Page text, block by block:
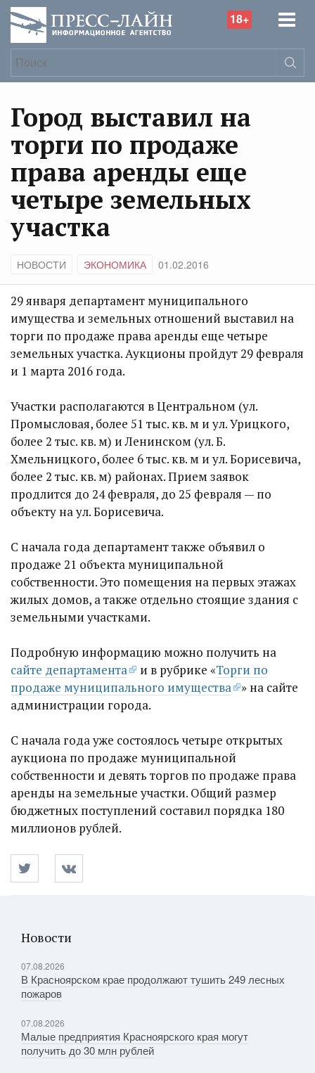
18+
Город выставил на
торги по продаже
права аренды еще
четыре земельных
участка
НОВОСТИ ЭКОНОМИКА 01.02.2016
29 января департамент муниципального
имущества и земельных отношений выставил на
торги по продаже права аренды еще четыре
земельных участка. Аукционы пройдут 29 февраля
и 1 марта 2016 года.
Участки располагаются в Центральном (ул.
Промысловая, более 51 тыс. кв. м и ул. Урицкого,
более 2 тыс. кв. м) и Ленинском (ул. Б.
Хмельницкого, более 6 тыс. кв. м и ул. Борисевича,
более 2 тыс. кв. м) районах. Прием заявок
продлится до 24 февраля, до 25 февраля — по
объекту на ул. Борисевича.
С начала года департамент также объявил о
продаже 21 объекта муниципальной
собственности. Это помещения на первых этажах
жилых домов, а также отдельно стоящие здания с
земельными участками.
Подробную информацию можно получить на
сайте департамента
и в рубрике «Торги по
продаже муниципального имущества
» на сайте
администрации города.
С начала года уже состоялось четыре открытых
аукциона по продаже муниципальной
собственности и девять торгов по продаже права
аренды на земельные участки. Общий размер
бюджетных поступлений составил порядка 180
миллионов рублей.
Новости
07.08.2026
В Красноярском крае продолжают тушить 249 лесных
пожаров
07.08.2026
Малые предприятия Красноярского края могут
получить до 30 млн рублей